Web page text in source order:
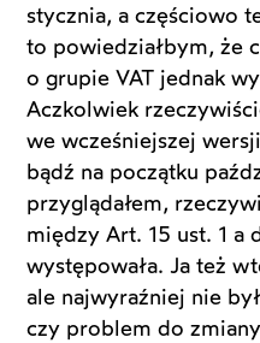
stycznia, a częściowo
to powiedziałbym, że
o grupie VAT jednak
Aczkolwiek
we wcześniejszej
bądź na początku
przyglądałem,
między Art. 15 ust. 1 a
występowała. Ja też
ale najwyraźniej nie
czy problem do